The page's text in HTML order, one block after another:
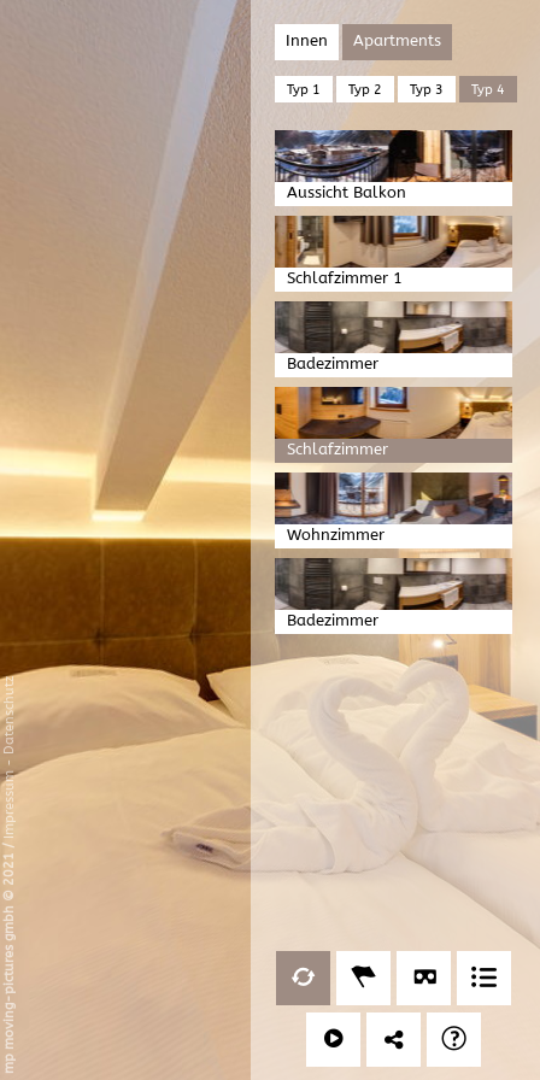
Innen Apartments
Typ 1 Typ 2 Typ 3 Typ 4
Aussicht Balkon
Schlafzimmer 1
Badezimmer
Schlafzimmer
Wohnzimmer
Badezimmer
mp moving-pictures gmbh © 2021
/
Impressum
-
Datenschutz